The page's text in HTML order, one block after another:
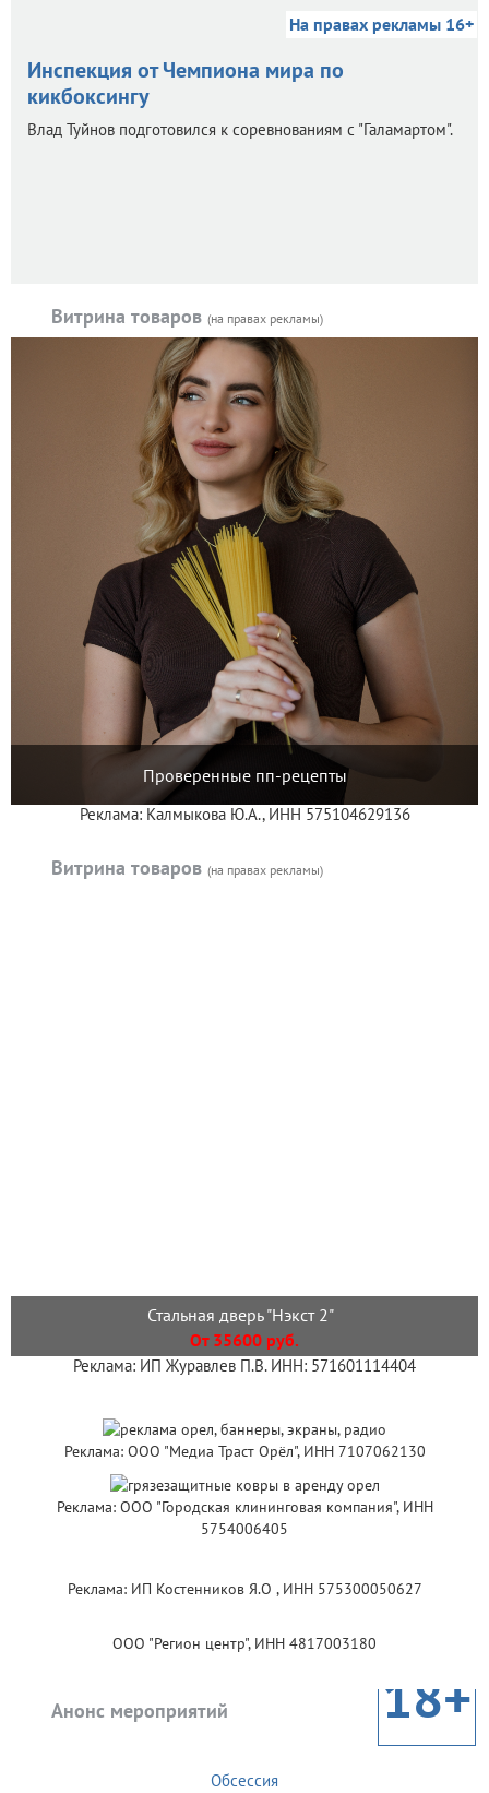
На правах рекламы 16+
Инспекция от Чемпиона мира по
кикбоксингу
Влад Туйнов подготовился к соревнованиям с "Галамартом".
Витрина товаров (на правах рекламы)
Проверенные пп-рецепты
Реклама: Калмыкова Ю.А., ИНН 575104629136
Витрина товаров (на правах рекламы)
Стальная дверь "Нэкст 2"
От 35600 руб.
Реклама: ИП Журавлев П.В. ИНН: 571601114404
Реклама: ООО "Медиа Траст Орёл", ИНН 7107062130
Реклама: ООО "Городская клининговая компания", ИНН
5754006405
Реклама: ИП Костенников Я.О , ИНН 575300050627
ООО "Регион центр", ИНН 4817003180
Анонс мероприятий 18+
Обсессия